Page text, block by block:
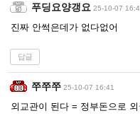
푸딩요양갱요 25-10-07
진짜 안썩은데가 없다없어
답글
쭈쭈쭈 25-10-07 16:41
외교관이 된다 = 정부돈으로